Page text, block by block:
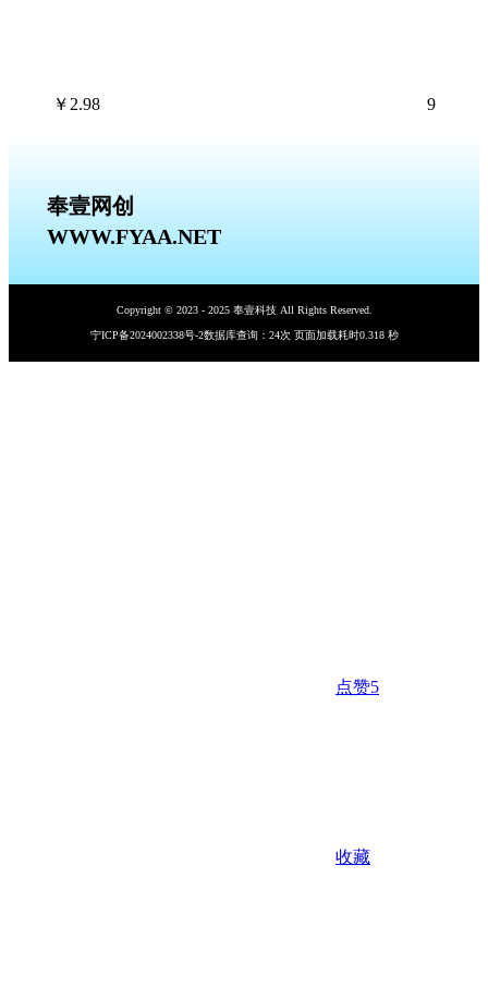
￥ 2.98 9
奉壹网创
WWW.FYAA.NET
Copyright © 2023 - 2025 奉壹科技 All Rights Reserved.
宁ICP备2024002338号-2数据库查询：24次 页面加载耗时0.318 秒
点赞5
收藏